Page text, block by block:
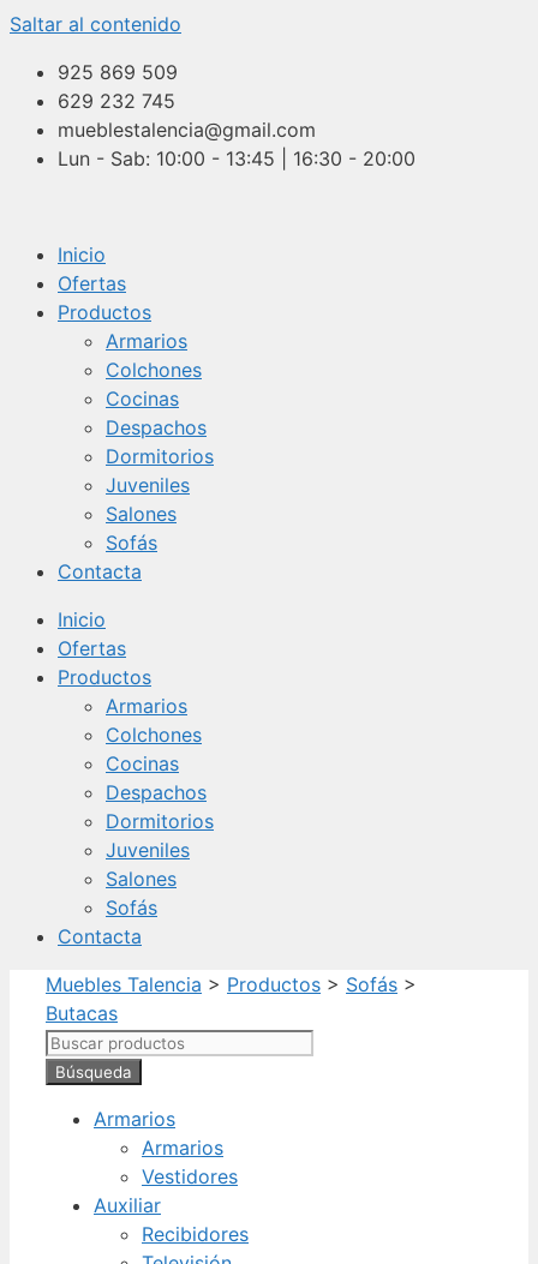
Saltar al contenido
925 869 509
629 232 745
mueblestalencia@gmail.com
Lun - Sab: 10:00 - 13:45 | 16:30 - 20:00
Inicio
Ofertas
Productos
Armarios
Colchones
Cocinas
Despachos
Dormitorios
Juveniles
Salones
Sofás
Contacta
Inicio
Ofertas
Productos
Armarios
Colchones
Cocinas
Despachos
Dormitorios
Juveniles
Salones
Sofás
Contacta
Muebles Talencia > Productos > Sofás >
Butacas
Armarios
Armarios
Vestidores
Auxiliar
Recibidores